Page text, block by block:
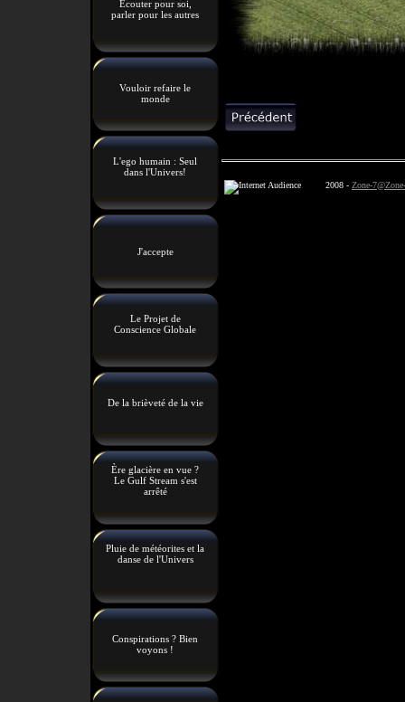
Écouter pour soi,
parler pour les autres
Vouloir refaire le
monde
L'ego humain : Seul
dans l'Univers!
J'accepte
Le Projet de
Conscience Globale
De la brièveté de la vie
Ère glacière en vue ?
Le Gulf Stream s'est
arrêté
Pluie de météorites et la
danse de l'Univers
Conspirations ? Bien
voyons !
2008 - Zone-